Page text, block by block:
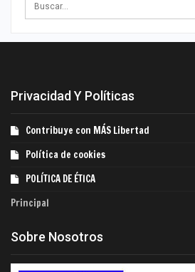
Privacidad Y Políticas
Contribuye con MÁS Libertad
Política de cookies
POLÍTICA DE ÉTICA
Principal
Sobre Nosotros